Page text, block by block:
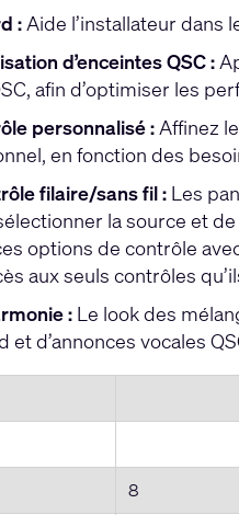
:Aide l’installateur dans
d’enceintes QSC :
afin d’optimiser les
personnalisé :Affinez
en fonction des
filaire/sans fil :Les
la source et
options de contrôle
aux seuls contrôles
:Le look des
et d’annonces vocales
8